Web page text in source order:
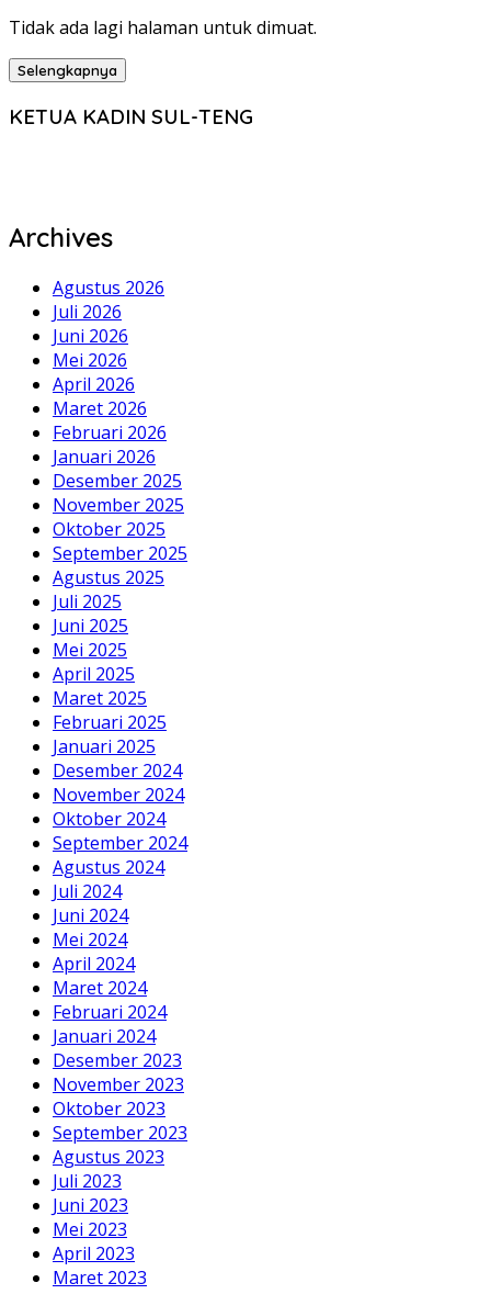
Tidak ada lagi halaman untuk dimuat.
Selengkapnya
KETUA KADIN SUL-TENG
Archives
Agustus 2026
Juli 2026
Juni 2026
Mei 2026
April 2026
Maret 2026
Februari 2026
Januari 2026
Desember 2025
November 2025
Oktober 2025
September 2025
Agustus 2025
Juli 2025
Juni 2025
Mei 2025
April 2025
Maret 2025
Februari 2025
Januari 2025
Desember 2024
November 2024
Oktober 2024
September 2024
Agustus 2024
Juli 2024
Juni 2024
Mei 2024
April 2024
Maret 2024
Februari 2024
Januari 2024
Desember 2023
November 2023
Oktober 2023
September 2023
Agustus 2023
Juli 2023
Juni 2023
Mei 2023
April 2023
Maret 2023